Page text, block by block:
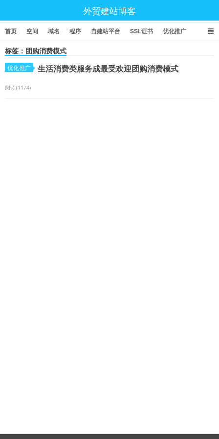
外贸建站博客
首页 空间 域名 程序 自建站平台 SSL证书 优化推广
标签：团购消费模式
优化推广 生活消费类服务成最受欢迎团购消费模式
阅读(1174)